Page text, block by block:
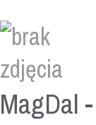
MagDal